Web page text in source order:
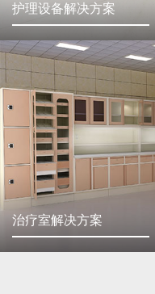
护理设备解决方案
治疗室解决方案